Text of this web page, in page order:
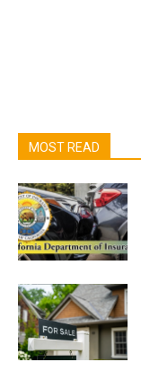
MOST READ